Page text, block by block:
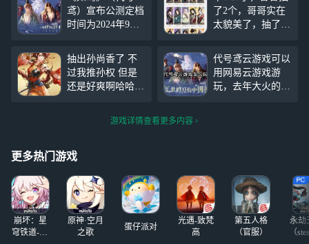
鸢）宣布公测定档
时间为2024年9月2
即将来临，按港台
服玩家的讨论来
看，有很多新手玩
家可能需要入门攻
国服的新手体验内
这里小编根据港台
服的萌新攻略，先
给《如鸢》玩家做
个提示参考。 同
时，如果游戏上线
后设备内存不足以
支持游戏运行，或
了2个，哥哥实在
太貌美了，抽了一
星的，但是出了干
吉。马超池子跳过
了，准备抽令狐
茂。求配
抽出孙尚香了 不
过我推孙权 但是
还是好爽啊哈哈哈
哈哈哈哈哈哈哈哈
哈哈哈哈哈哈哈哈
哈哈
代号鸢云游戏可以
用网易云游戏游
玩，去年大火的女
大部分玩家的手机
内存都较为吃紧，
使用云游戏，就能
够不占内存免下载
游玩了，那么接下
游戏详情查看更多内容
更多热门游戏
崩坏：星
穹铁道-4.4
原神·空月
之歌
蛋仔派对
光遇-致梵
高
第五人格
（官服）
永劫
（